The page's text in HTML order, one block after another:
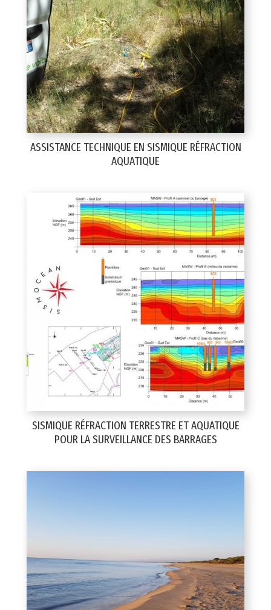
ASSISTANCE TECHNIQUE EN SISMIQUE RÉFRACTION
AQUATIQUE
SISMIQUE RÉFRACTION TERRESTRE ET AQUATIQUE
POUR LA SURVEILLANCE DES BARRAGES